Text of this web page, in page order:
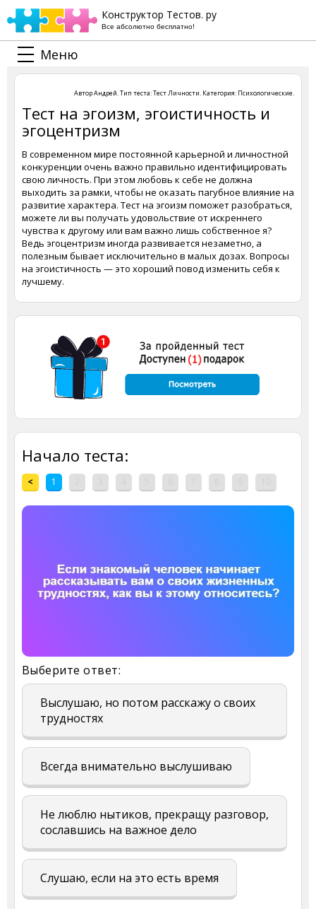
Конструктор Тестов. ру
Все абсолютно бесплатно!
Меню
АвторАндрей. Тип теста:Тест Личности. Категория: Психологические.
Тест на эгоизм, эгоистичность и
эгоцентризм
В современном мире постоянной карьерной и личностной
конкуренции очень важно правильно идентифицировать
свою личность. При этом любовь к себе не должна
выходить за рамки, чтобы не оказать пагубное влияние на
развитие характера. Тест на эгоизм поможет разобраться,
можете ли вы получать удовольствие от искреннего
чувства к другому или вам важно лишь собственное я?
Ведь эгоцентризм иногда развивается незаметно, а
полезным бывает исключительно в малых дозах. Вопросы
на эгоистичность — это хороший повод изменить себя к
лучшему.
Начало теста:
< 1
Выберите ответ:
Выслушаю, но потом расскажу о своих
трудностях
Всегда внимательно выслушиваю
Не люблю нытиков, прекращу разговор,
сославшись на важное дело
Слушаю, если на это есть время